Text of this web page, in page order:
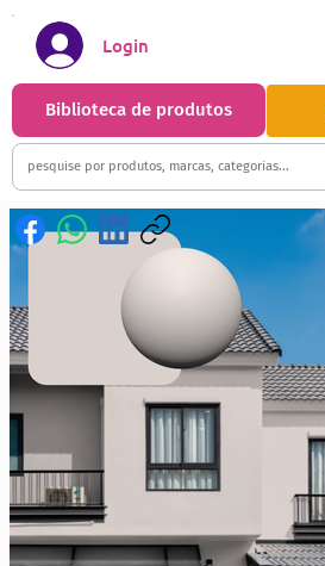
Biblioteca de produtos
Login